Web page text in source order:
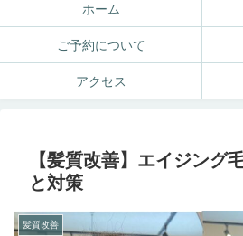
ホーム
ご予約について
アクセス
【髪質改善】エイジング
と対策
髪質改善